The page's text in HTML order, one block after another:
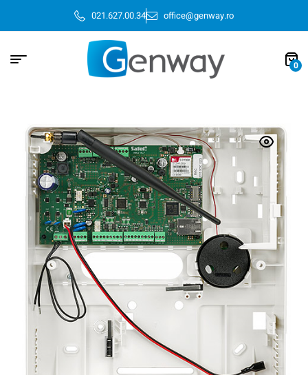
021.627.00.34 office@genway.ro
0